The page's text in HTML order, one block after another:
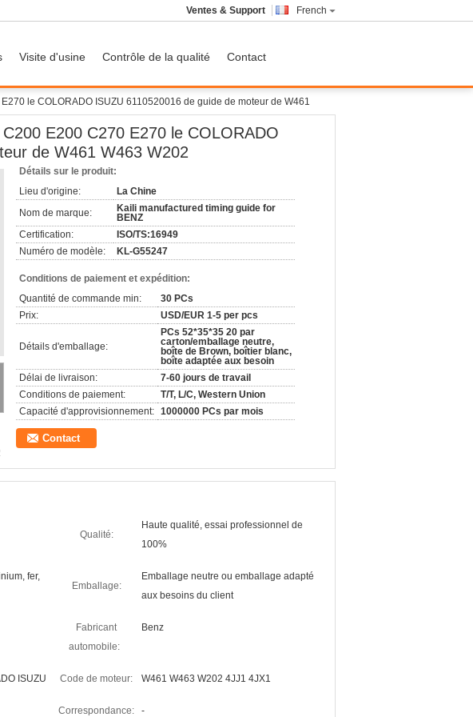
French
Ventes & Support
Visite d'usine Contrôle de la qualité
Contact
le COLORADO ISUZU 6110520016 de guide de moteur de W461
E200 C270 E270 le COLORADO
de W461 W463 W202
Détails sur le produit:
Lieu d'origine:
La Chine
Nom de marque:
Kaili manufactured timing guide for
BENZ
Certification:
ISO/TS:16949
Numéro de modèle:
KL-G55247
Conditions de paiement et expédition:
Quantité de commande min:
30 PCs
Prix:
USD/EUR 1-5 per pcs
Détails d'emballage:
PCs 52*35*35 20 par
carton/emballage neutre,
boîte de Brown, boîtier blanc,
boîte adaptée aux besoin
Délai de livraison:
7-60 jours de travail
Conditions de paiement:
T/T, L/C, Western Union
Capacité d'approvisionnement: 1000000 PCs par mois
Contact
Qualité:
Haute qualité, essai professionnel de
100%
fer,
Emballage:
Emballage neutre ou emballage adapté
aux besoins du client
Fabricant
automobile:
Benz
ISUZU Code de moteur: W461 W463 W202 4JJ1 4JX1
Correspondance: -